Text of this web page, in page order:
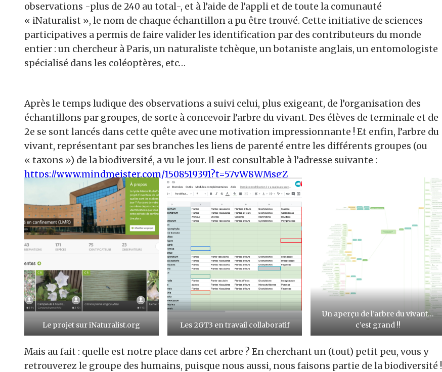
observations -plus de 240 au total-, et à l’aide de l’appli et de toute la comunauté
« iNaturalist », le nom de chaque échantillon a pu être trouvé. Cette initiative de sciences
participatives a permis de faire valider les identification par des contributeurs du monde
entier : un chercheur à Paris, un naturaliste tchèque, un botaniste anglais, un entomologiste
spécialisé dans les coléoptères, etc…
Après le temps ludique des observations a suivi celui, plus exigeant, de l’organisation des
échantillons par groupes, de sorte à concevoir l’arbre du vivant. Des élèves de terminale et de
2e se sont lancés dans cette quête avec une motivation impressionnante ! Et enfin, l’arbre du
vivant, représentant par ses branches les liens de parenté entre les différents groupes (ou
« taxons ») de la biodiversité, a vu le jour. Il est consultable à l’adresse suivante :
https://www.mindmeister.com/1508519391?t=57vW8WMsgZ
Le projet sur iNaturalist.org Les 2GT3 en travail collaboratif
Un aperçu de l’arbre du vivant…
c’est grand !!
Mais au fait : quelle est notre place dans cet arbre ? En cherchant un (tout) petit peu, vous y
retrouverez le groupe des humains, puisque nous aussi, nous faisons partie de la biodiversité !